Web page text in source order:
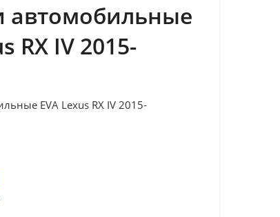
автомобильные
RX IV 2015-
EVA Lexus RX IV 2015-